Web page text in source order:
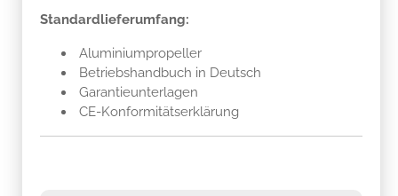
Standardlieferumfang:
Aluminiumpropeller
Betriebshandbuch in Deutsch
Garantieunterlagen
CE-Konformitätserklärung